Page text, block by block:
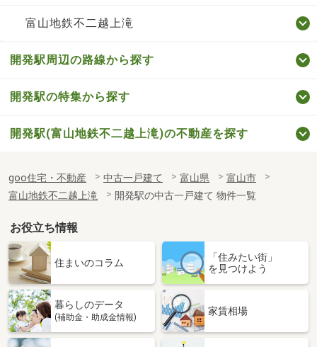
富山地鉄不二越上滝
開発駅周辺の路線から探す
開発駅の特集から探す
開発駅(富山地鉄不二越上滝)の不動産を探す
goo住宅・不動産 中古一戸建て 富山県
富山市
富山地鉄不二越上滝
開発駅の中古一戸建て 物件一覧
お役立ち情報
住まいのコラム
「住みたい街」
を見つけよう
暮らしのデータ
(補助金・助成金情報)
家賃相場